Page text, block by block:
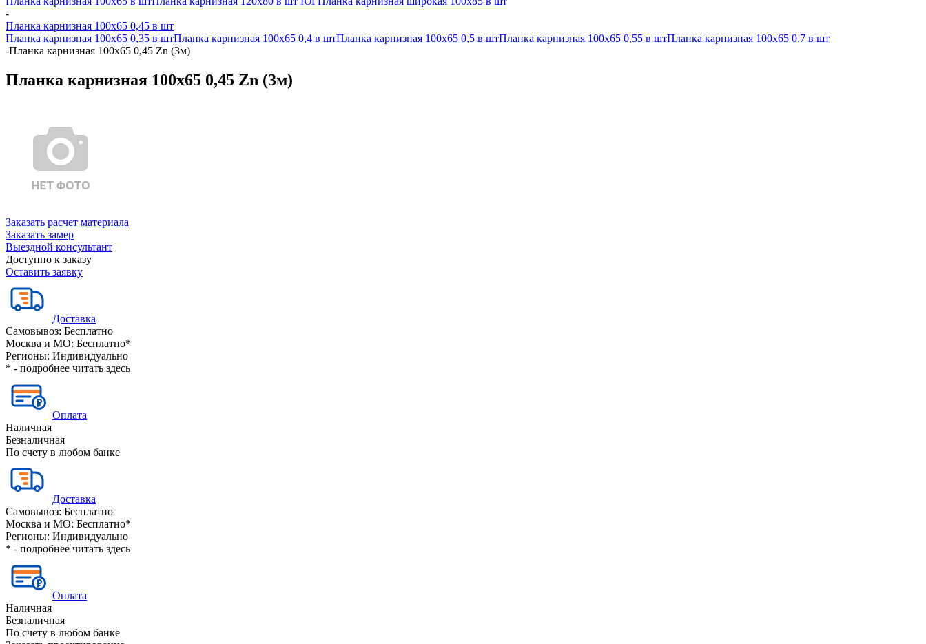
-
Планка карнизная 100х65 0,45 в шт
Планка карнизная 100х65 0,35 в штПланка карнизная 100х65 0,4 в штПланка карнизная 100х65 0,5 в штПланка карнизная 100х65 0,55 в штПланка карнизная 100х65 0,7 в шт
-Планка карнизная 100х65 0,45 Zn (3м)
Планка карнизная 100х65 0,45 Zn (3м)
Заказать расчет материала
Заказать замер
Выездной консультант
Доступно к заказу
Оставить заявку
Доставка
Самовывоз: Бесплатно
Москва и МО: Бесплатно*
Регионы: Индивидуально
* - подробнее читать здесь
Оплата
Наличная
Безналичная
По счету в любом банке
Доставка
Самовывоз: Бесплатно
Москва и МО: Бесплатно*
Регионы: Индивидуально
* - подробнее читать здесь
Оплата
Наличная
Безналичная
По счету в любом банке